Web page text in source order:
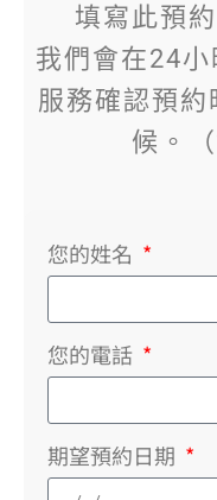
填寫此預
我們會在24
服務確認預
候。
您的姓名
您的電話
期望預約日期